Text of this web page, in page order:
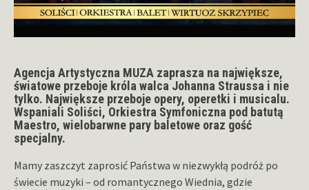
Agencja Artystyczna MUZA zaprasza na największe,
światowe przeboje króla walca Johanna Straussa i nie
tylko. Największe przeboje opery, operetki i musicalu.
Wspaniali Soliści, Orkiestra Symfoniczna pod batutą
Maestro, wielobarwne pary baletowe oraz gość
specjalny.
Mamy zaszczyt zaprosić Państwa w niezwykłą podróż po
świecie muzyki – od romantycznego Wiednia, gdzie